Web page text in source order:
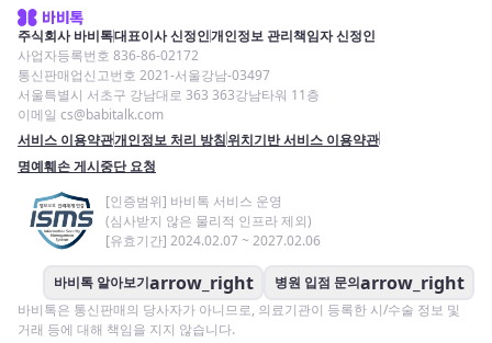
주식회사 바비톡대표이사 신정인개인정보 관리책임자 신정인
사업자등록번호 836-86-02172
통신판매업신고번호 2021-서울강남-03497
서울특별시 서초구 강남대로 363 363강남타워 11층
이메일 cs@babitalk.com
서비스 이용약관개인정보 처리 방침위치기반 서비스 이용약관
명예훼손 게시중단 요청
[인증범위] 바비톡 서비스 운영
(심사받지 않은 물리적 인프라 제외)
[유효기간] 2024.02.07 ~ 2027.02.06
바비톡 알아보기arrow_right 병원 입점 문의arrow_right
바비톡은 통신판매의 당사자가 아니므로, 의료기관이 등록한 시/수술 정보 및
거래 등에 대해 책임을 지지 않습니다.